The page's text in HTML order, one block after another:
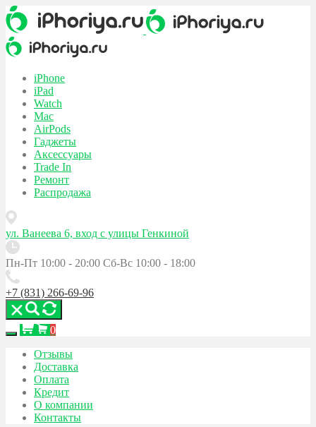
iPhone
iPad
Watch
Mac
AirPods
Гаджеты
Аксессуары
Trade In
Ремонт
Распродажа
ул. Ванеева 6, вход с улицы Генкиной
Пн-Пт 10:00 - 20:00 Сб-Вс 10:00 - 18:00
+7 (831) 266-69-96
0
Отзывы
Доставка
Оплата
Кредит
О компании
Контакты